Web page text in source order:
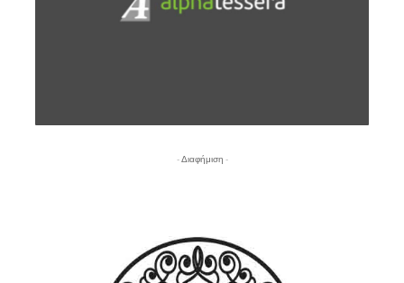
- Διαφήμιση -